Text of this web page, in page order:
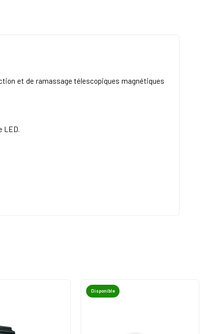
et de ramassage télescopiques magnétiques
LED.
Disponible